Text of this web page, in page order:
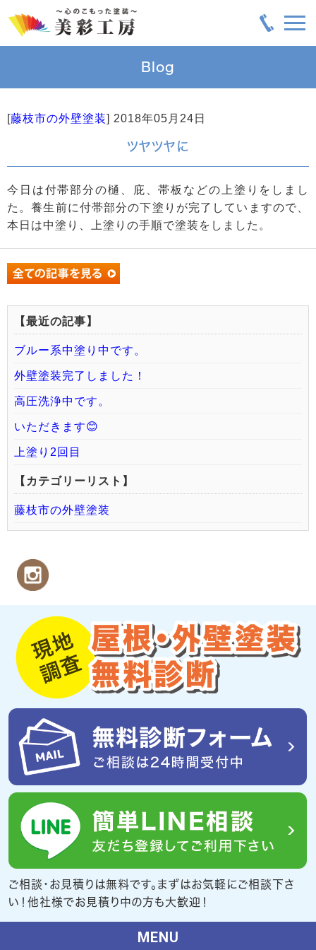
Blog
[藤枝市の外壁塗装] 2018年05月24日
ツヤツヤに
今日は付帯部分の樋、庇、帯板などの上塗りをしまし
た。養生前に付帯部分の下塗りが完了していますので、
本日は中塗り、上塗りの手順で塗装をしました。
【最近の記事】
ブルー系中塗り中です。
外壁塗装完了しました！
高圧洗浄中です。
いただきます😊
上塗り2回目
【カテゴリーリスト】
藤枝市の外壁塗装
ご相談・お見積りは無料です。まずはお気軽にご相談下さ
い！他社様でお見積り中の方も大歓迎！
MENU